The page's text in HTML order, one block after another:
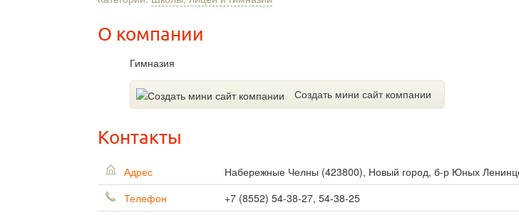
О компании
Гимназия
Создать мини сайт компании
Контакты
Адрес Набережные Челны (423800), Новый город, б-р Юных
Телефон
+7 (8552) 54-38-27, 54-38-25